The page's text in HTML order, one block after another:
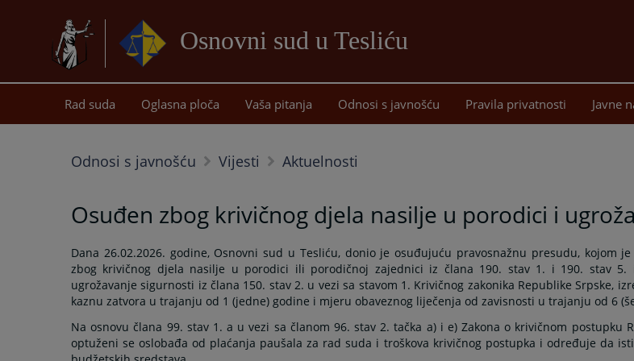
Osnovni sud u Tesliću
sadržaj
Rad suda Oglasna ploča Vaša pitanja Odnosi s javnošću Pravila privatnosti Javne
Odnosi s javnošću Vijesti Aktuelnosti
Osuđen zbog krivičnog djela nasilje u porodici i
Dana 26.02.2026. godine, Osnovni sud u Tesliću, donio je osuđujuću pravosnažnu presudu, kojom je
zbog krivičnog djela nasilje u porodici ili porodičnoj zajednici iz člana 190. stav 1. i 190. stav 5.
ugrožavanje sigurnosti iz člana 150. stav 2. u vezi sa stavom 1. Krivičnog zakonika Republike Srpske,
kaznu zatvora u trajanju od 1 (jedne) godine i mjeru obaveznog liječenja od zavisnosti u trajanju od 6
Na osnovu člana 99. stav 1. a u vezi sa članom 96. stav 2. tačka a) i e) Zakona o krivičnom postupku
optuženi se oslobađa od plaćanja paušala za rad suda i troškova krivičnog postupka i određuje da